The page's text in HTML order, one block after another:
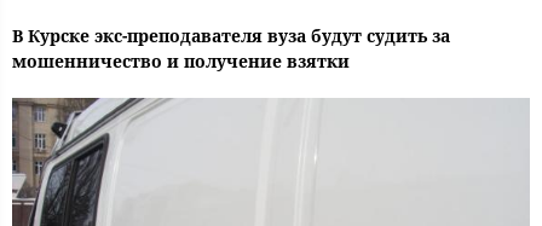
В Курске экс-преподавателя вуза будут судить за
мошенничество и получение взятки